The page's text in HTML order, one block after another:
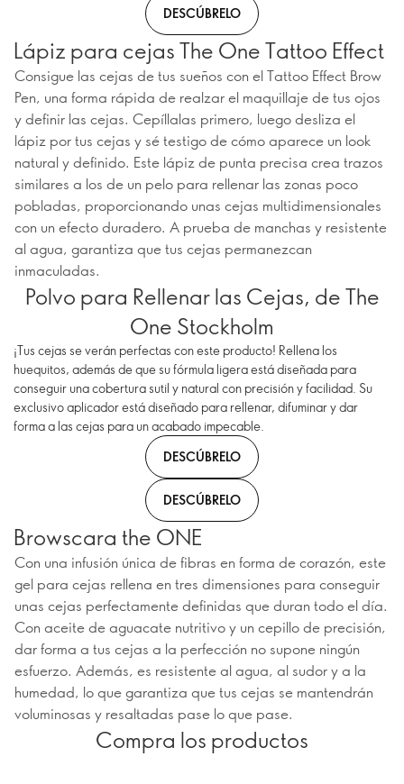
DESCÚBRELO
Lápiz para cejas The One Tattoo Effect
Consigue las cejas de tus sueños con el Tattoo Effect Brow
Pen, una forma rápida de realzar el maquillaje de tus ojos
y definir las cejas. Cepíllalas primero, luego desliza el
lápiz por tus cejas y sé testigo de cómo aparece un look
natural y definido. Este lápiz de punta precisa crea trazos
similares a los de un pelo para rellenar las zonas poco
pobladas, proporcionando unas cejas multidimensionales
con un efecto duradero. A prueba de manchas y resistente
al agua, garantiza que tus cejas permanezcan
inmaculadas.
Polvo para Rellenar las Cejas, de The
One Stockholm
¡Tus cejas se verán perfectas con este producto! Rellena los
huequitos, además de que su fórmula ligera está diseñada para
conseguir una cobertura sutil y natural con precisión y facilidad. Su
exclusivo aplicador está diseñado para rellenar, difuminar y dar
forma a las cejas para un acabado impecable.
DESCÚBRELO
DESCÚBRELO
Browscara the ONE
Con una infusión única de fibras en forma de corazón, este
gel para cejas rellena en tres dimensiones para conseguir
unas cejas perfectamente definidas que duran todo el día.
Con aceite de aguacate nutritivo y un cepillo de precisión,
dar forma a tus cejas a la perfección no supone ningún
esfuerzo. Además, es resistente al agua, al sudor y a la
humedad, lo que garantiza que tus cejas se mantendrán
voluminosas y resaltadas pase lo que pase.
Compra los productos